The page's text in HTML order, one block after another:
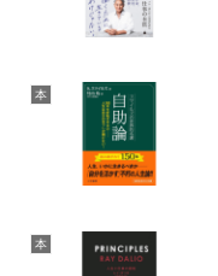
本
本